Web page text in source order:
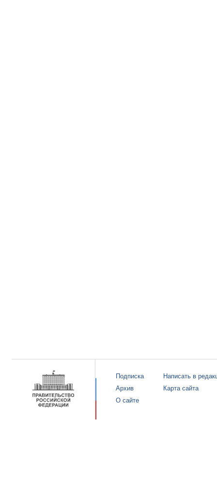
Подписка
Архив
О сайте
Написать в
Карта сайта